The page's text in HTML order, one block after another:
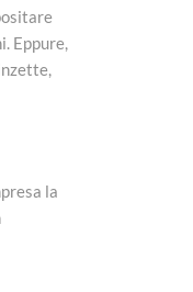
Eppure,
la